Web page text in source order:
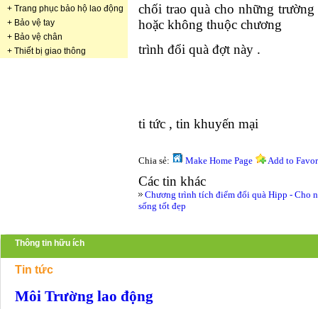
+ Trang phục bảo hộ lao động
+ Bảo vệ tay
+ Bảo vệ chân
+ Thiết bị giao thông
chối trao quà cho những
hoặc không thuộc chương
trình đổi quà đợt này .
ti tức , tin khuyến mại
Chia sẻ: Make Home Page Add to
Các tin khác
Chương trình tích điểm đổi quà Hipp - Cho
sống tốt đẹp
Thông tin hữu ích
Tin tức
Môi Trường lao động